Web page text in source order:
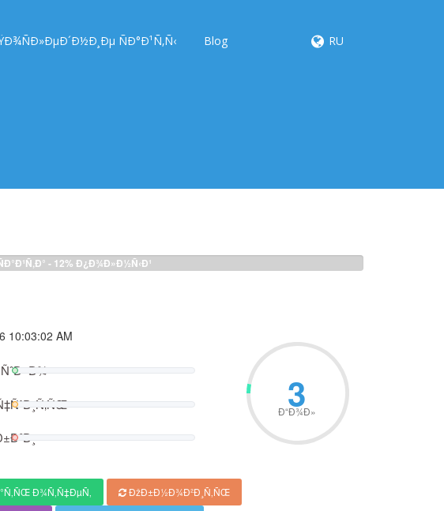
ÑÐ°Ð¹Ñ‚Ñ‹ Blog RU
- 12% Ð¿Ð¾Ð»Ð½Ñ‹Ð¹
10:03:02 AM
3
Ð“Ð¾Ð»
Ð¾Ñ‚Ñ‡ÐµÑ‚
ÐžÐ±Ð½Ð¾Ð²Ð¸Ñ‚ÑŒ